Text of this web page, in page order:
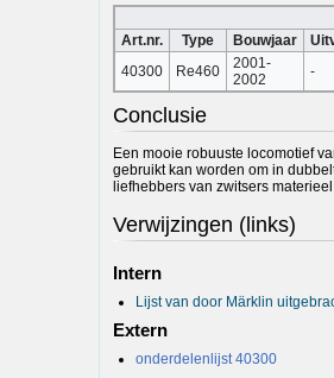
Art.nr. Type Bouwjaar
40300
Re460
2001-
2002
-
Conclusie
Een mooie robuuste locomotief
gebruikt kan worden om in
liefhebbers van zwitsers
Verwijzingen (links)
Intern
Lijst van door Märklin
Extern
onderdelenlijst 40300